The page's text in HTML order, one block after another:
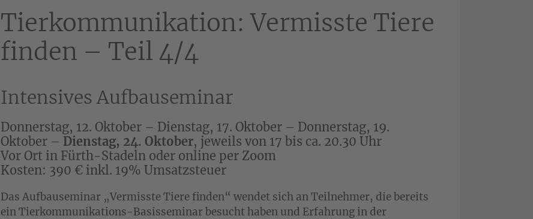
Tierkommunikation: Vermisste Tiere
finden – Teil 4/4
Intensives Aufbauseminar
Donnerstag, 12. Oktober – Dienstag, 17. Oktober – Donnerstag, 19.
Oktober – Dienstag, 24. Oktober, jeweils von 17 bis ca. 20.30 Uhr
Vor Ort in Fürth-Stadeln oder online per Zoom
Kosten: 390 € inkl. 19% Umsatzsteuer
Das Aufbauseminar „Vermisste Tiere finden“ wendet sich an Teilnehmer, die bereits
ein Tierkommunikations-Basisseminar besucht haben und Erfahrung in der